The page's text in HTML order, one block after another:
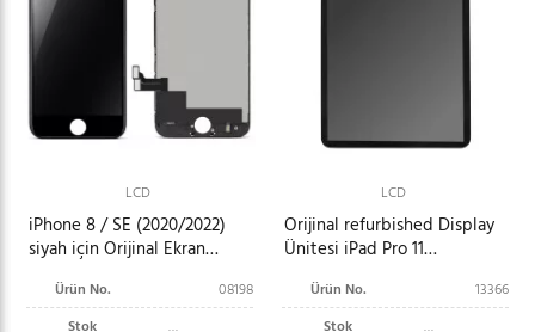
LCD
iPhone 8 / SE (2020/2022)
siyah için Orijinal Ekran
Ürün No.
08198
Stok
LCD
Orijinal refurbished Display
Ünitesi iPad Pro 11
Ürün No.
13366
Stok